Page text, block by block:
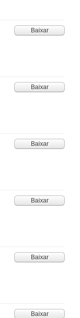
Baixar
Baixar
Baixar
Baixar
Baixar
Baixar